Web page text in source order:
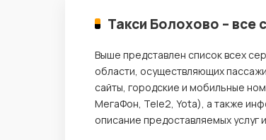
Такси Болохово – все
Выше представлен список всех
области, осуществляющих
сайты, городские и мобильные
МегаФон, Tele2, Yota), а также
описание предоставляемых услуг